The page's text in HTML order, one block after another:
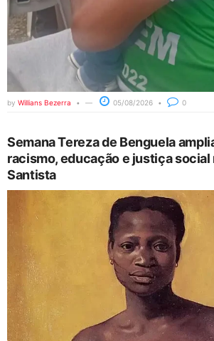
by Willians Bezerra 05/08/2026 0
Semana Tereza de Benguela
racismo, educação e justiça social
Santista